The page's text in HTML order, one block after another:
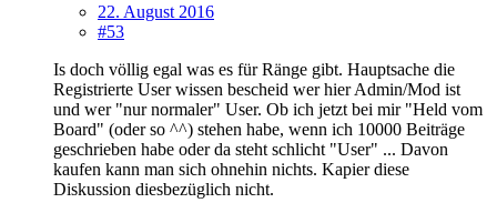
22. August 2016
#53
Is doch völlig egal was es für Ränge gibt. Hauptsache die
Registrierte User wissen bescheid wer hier Admin/Mod ist
und wer "nur normaler" User. Ob ich jetzt bei mir "Held vom
Board" (oder so ^^) stehen habe, wenn ich 10000 Beiträge
geschrieben habe oder da steht schlicht "User" ... Davon
kaufen kann man sich ohnehin nichts. Kapier diese
Diskussion diesbezüglich nicht.